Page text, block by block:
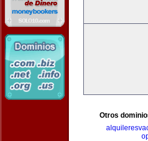
Otros